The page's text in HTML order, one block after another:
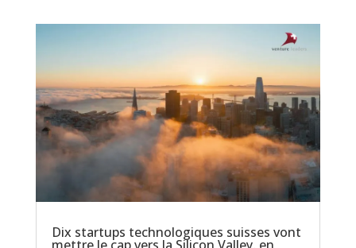
Dix startups technologiques suisses vont